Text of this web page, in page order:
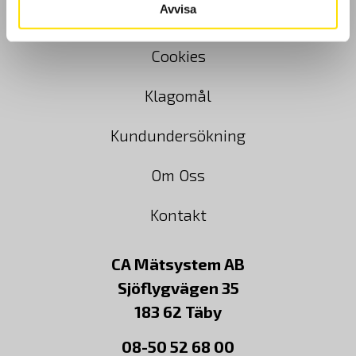
Avvisa
Köpvillkor
Cookies
Klagomål
Kundundersökning
Om Oss
Kontakt
CA Mätsystem AB
Sjöflygvägen 35
183 62 Täby
08-50 52 68 00